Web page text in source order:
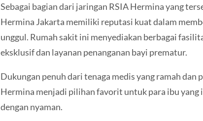
Sebagai bagian dari jaringan RSIA Hermina yang
Hermina Jakarta memiliki reputasi kuat dalam
unggul. Rumah sakit ini menyediakan berbagai
eksklusif dan layanan penanganan bayi prematur.
Dukungan penuh dari tenaga medis yang ramah dan
Hermina menjadi pilihan favorit untuk para ibu yang
dengan nyaman.